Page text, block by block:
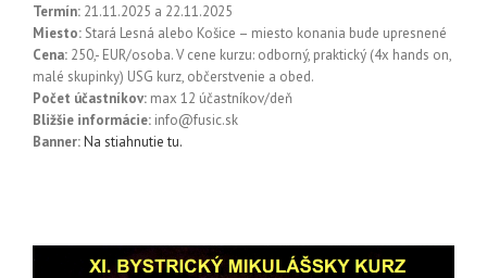
Termín: 21.11.2025 a 22.11.2025
Miesto: Stará Lesná alebo Košice – miesto konania bude upresnené
Cena: 250,- EUR/osoba. V cene kurzu: odborný, praktický (4x hands on,
malé skupinky) USG kurz, občerstvenie a obed.
Počet účastníkov: max 12 účastníkov/deň
Bližšie informácie: info@fusic.sk
Banner:Na stiahnutie tu.